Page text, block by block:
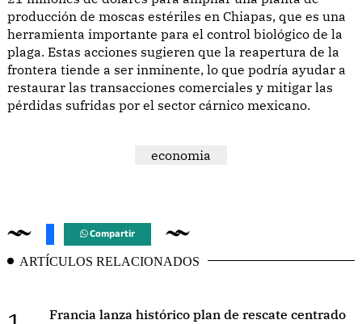
producción de moscas estériles en Chiapas, que es una
herramienta importante para el control biológico de la
plaga. Estas acciones sugieren que la reapertura de la
frontera tiende a ser inminente, lo que podría ayudar a
restaurar las transacciones comerciales y mitigar las
pérdidas sufridas por el sector cárnico mexicano.
economia
Compartir
ARTÍCULOS RELACIONADOS
Francia lanza histórico plan de rescate centrado